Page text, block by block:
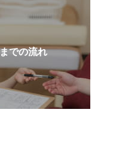
での流れ